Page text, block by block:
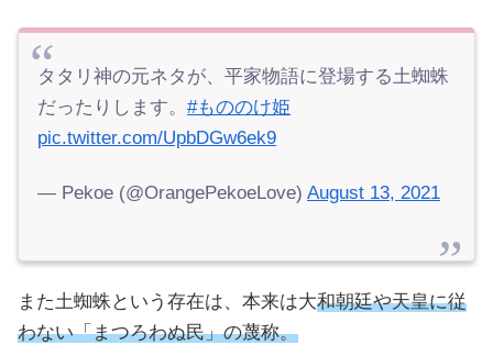
タタリ神の元ネタが、平家物語に登場する土蜘蛛
だったりします。 #もののけ姫
pic.twitter.com/UpbDGw6ek9
— Pekoe (@OrangePekoeLove) August 13, 2021
また土蜘蛛という存在は、本来は大和朝廷や天皇に従
わない「まつろわぬ民」の蔑称。